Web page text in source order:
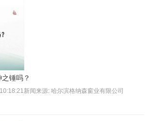
锤吗？
新闻来源: 哈尔滨格纳森窗业有限公司